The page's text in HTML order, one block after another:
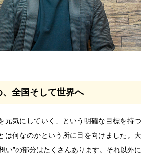
全国そして世界へ
元気にしていく」という明確な目標を持つ
は何なのかという所に目を向けました。大
い”の部分はたくさんあります。それ以外に